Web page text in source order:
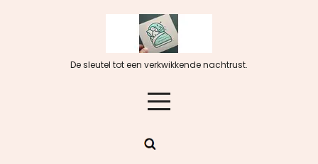
De sleutel tot een verkwikkende nachtrust.